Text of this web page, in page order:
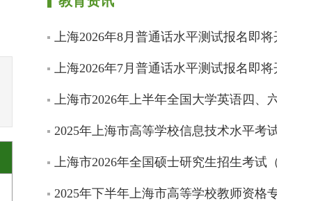
上海2026年8月普通话水平测试报名即将开始
上海2026年7月普通话水平测试报名即将开始
上海市2026年上半年全国大学英语四、六级考试
2025年上海市高等学校信息技术水平考试成绩即
上海市2026年全国硕士研究生招生考试（初试）
2025年下半年上海市高等学校教师资格专业课程